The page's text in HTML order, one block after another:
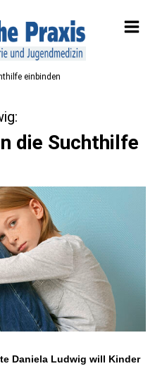
einbinden
die Suchthilfe
Daniela Ludwig will Kinder